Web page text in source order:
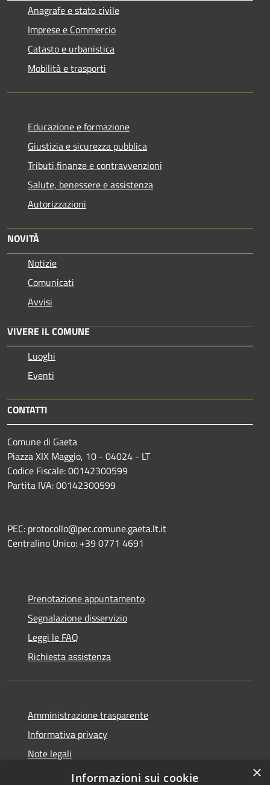
Anagrafe e stato civile
Imprese e Commercio
Catasto e urbanistica
Mobilità e trasporti
Educazione e formazione
Giustizia e sicurezza pubblica
Tributi,finanze e contravvenzioni
Salute, benessere e assistenza
Autorizzazioni
NOVITÀ
Notizie
Comunicati
Avvisi
VIVERE IL COMUNE
Luoghi
Eventi
CONTATTI
Comune di Gaeta
Piazza XIX Maggio, 10 - 04024 - LT
Codice Fiscale: 00142300599
Partita IVA: 00142300599
PEC: protocollo@pec.comune.gaeta.lt.it
Centralino Unico: +39 0771 4691
Prenotazione appuntamento
Segnalazione disservizio
Leggi le FAQ
Richiesta assistenza
Amministrazione trasparente
Informativa privacy
Note legali
Dichiarazione di accessibilità
×
Informazioni sui cookie